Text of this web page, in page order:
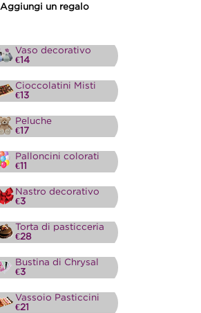
Aggiungi un regalo
Vaso decorativo
€14
Cioccolatini Misti
€13
Peluche
€17
Palloncini colorati
€11
Nastro decorativo
€3
Torta di pasticceria
€28
Bustina di Chrysal
€3
Vassoio Pasticcini
€21